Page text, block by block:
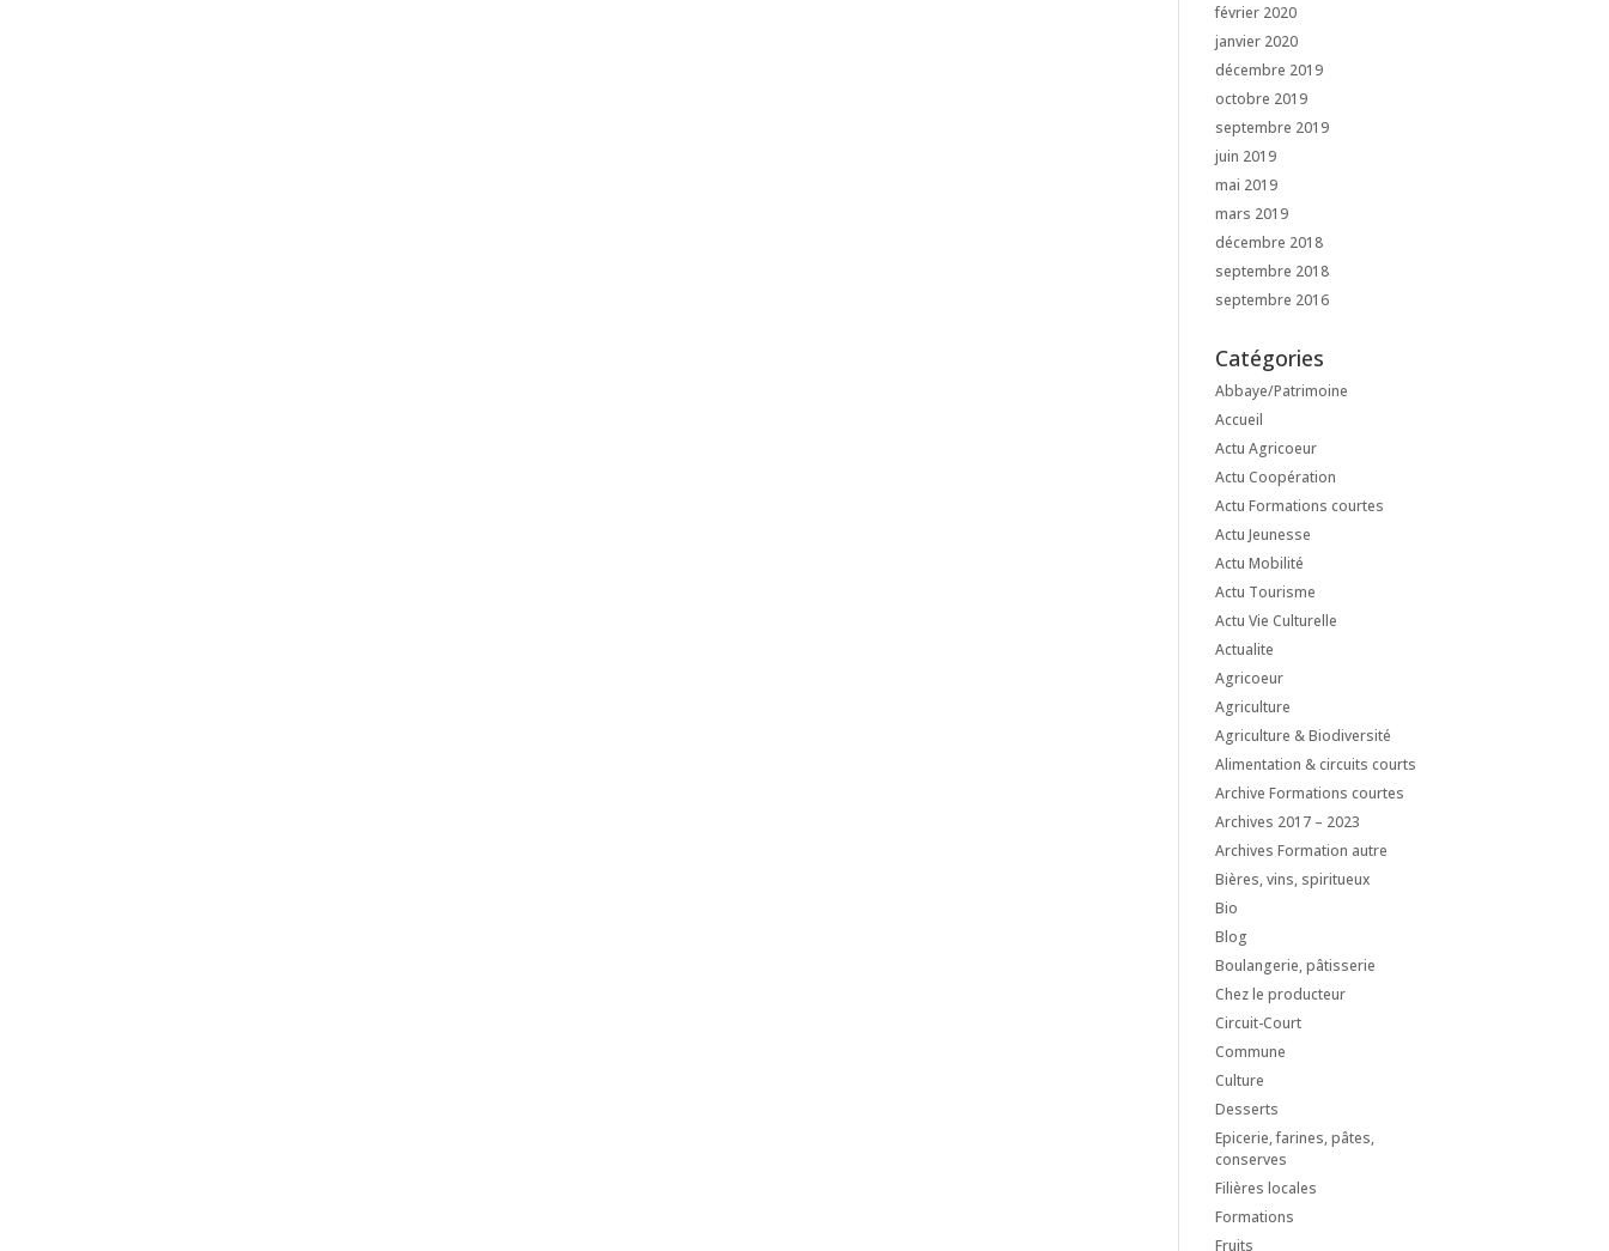
février 2020
janvier 2020
décembre 2019
octobre 2019
septembre 2019
juin 2019
mai 2019
mars 2019
décembre 2018
septembre 2018
septembre 2016
Catégories
Abbaye/Patrimoine
Accueil
Actu Agricoeur
Actu Coopération
Actu Formations courtes
Actu Jeunesse
Actu Mobilité
Actu Tourisme
Actu Vie Culturelle
Actualite
Agricoeur
Agriculture
Agriculture & Biodiversité
Alimentation & circuits courts
Archive Formations courtes
Archives 2017 – 2023
Archives Formation autre
Bières, vins, spiritueux
Bio
Blog
Boulangerie, pâtisserie
Chez le producteur
Circuit-Court
Commune
Culture
Desserts
Epicerie, farines, pâtes,
conserves
Filières locales
Formations
Fruits